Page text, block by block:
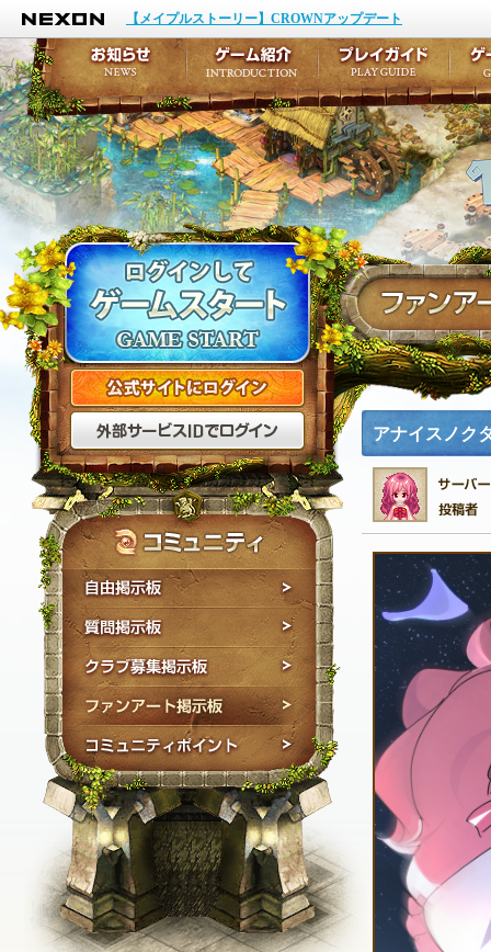
NEXON
【メイプルストーリー】CROWNアップデート
公式サイトにログイン
外部サービスIDでログ
自由掲示板
質問掲示板
クラブ募集掲示板
ファンアート掲示板
コミュニティポイン
アナイスノク
お知らせ
イベント
アップデート
メンテナンス
ゲーム紹介
キャラクター作成
テイルズ初級者講座
ここだけは知ってお